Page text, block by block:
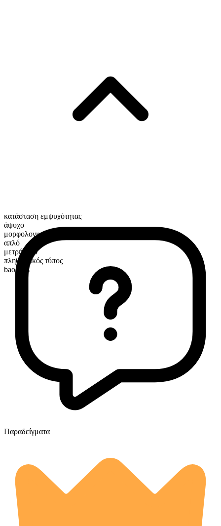
κατάσταση εμψυχότητας
άψυχο
μορφολογική σύνθεση
απλό
μετρήσιμο
πληθυντικός τύπος
baobabs
Παραδείγματα